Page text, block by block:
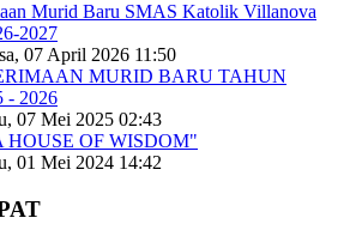
Murid Baru SMAS Katolik Villanova
2027
07 April 2026 11:50
MURID BARU TAHUN
- 2026
07 Mei 2025 02:43
OF WISDOM"
01 Mei 2024 14:42